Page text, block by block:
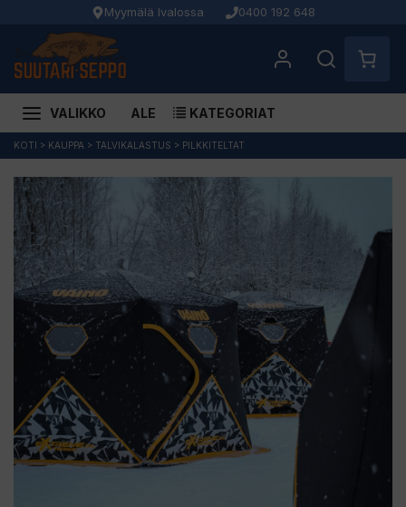
Myymälä Ivalossa 0400 192 648
VALIKKO ALE KATEGORIAT
Siirry
KOTI > KAUPPA > TALVIKALASTUS > PILKKITELTAT